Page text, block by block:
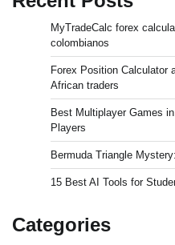
MyTradeCalc forex
colombianos
Forex Position Calculator
African traders
Best Multiplayer Games
Players
Bermuda Triangle
15 Best AI Tools for
Categories